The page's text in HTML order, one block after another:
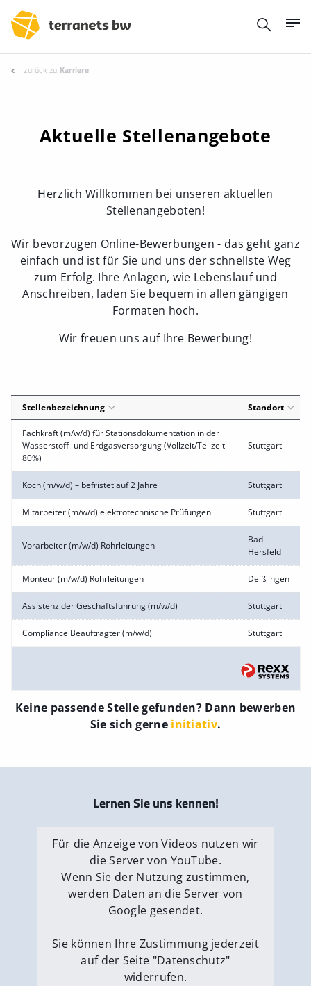
zurück zu Karriere
Aktuelle Stellenangebote
Herzlich Willkommen bei unseren aktuellen
Stellenangeboten!
Wir bevorzugen Online-Bewerbungen - das geht ganz
einfach und ist für Sie und uns der schnellste Weg
zum Erfolg. Ihre Anlagen, wie Lebenslauf und
Anschreiben, laden Sie bequem in allen gängigen
Formaten hoch.
Wir freuen uns auf Ihre Bewerbung!
Stellenbezeichnung Standort
Fachkraft (m/w/d) für Stationsdokumentation in der
Wasserstoff- und Erdgasversorgung (Vollzeit/Teilzeit
80%)
Stuttgart
Koch (m/w/d) – befristet auf 2 Jahre Stuttgart
Mitarbeiter (m/w/d) elektrotechnische Prüfungen Stuttgart
Vorarbeiter (m/w/d) Rohrleitungen
Bad
Hersfeld
Monteur (m/w/d) Rohrleitungen Deißlingen
Assistenz der Geschäftsführung (m/w/d) Stuttgart
Compliance Beauftragter (m/w/d) Stuttgart
Keine passende Stelle gefunden? Dann bewerben
Sie sich gerne initiativ.
Lernen Sie uns kennen!
Für die Anzeige von Videos nutzen wir
die Server von YouTube.
Wenn Sie der Nutzung zustimmen,
werden Daten an die Server von
Google gesendet.
Sie können Ihre Zustimmung jederzeit
auf der Seite "Datenschutz"
widerrufen.